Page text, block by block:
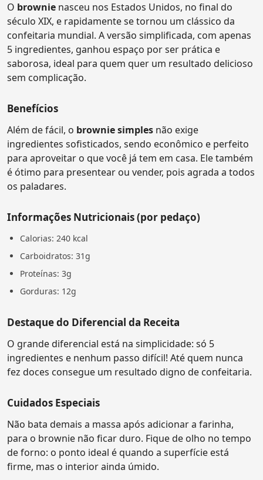
O brownie nasceu nos Estados Unidos, no final do
século XIX, e rapidamente se tornou um clássico da
confeitaria mundial. A versão simplificada, com apenas
5 ingredientes, ganhou espaço por ser prática e
saborosa, ideal para quem quer um resultado delicioso
sem complicação.
Benefícios
Além de fácil, o brownie simples não exige
ingredientes sofisticados, sendo econômico e perfeito
para aproveitar o que você já tem em casa. Ele também
é ótimo para presentear ou vender, pois agrada a todos
os paladares.
Informações Nutricionais (por pedaço)
Calorias: 240 kcal
Carboidratos: 31g
Proteínas: 3g
Gorduras: 12g
Destaque do Diferencial da Receita
O grande diferencial está na simplicidade: só 5
ingredientes e nenhum passo difícil! Até quem nunca
fez doces consegue um resultado digno de confeitaria.
Cuidados Especiais
Não bata demais a massa após adicionar a farinha,
para o brownie não ficar duro. Fique de olho no tempo
de forno: o ponto ideal é quando a superfície está
firme, mas o interior ainda úmido.